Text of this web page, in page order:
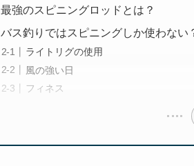
最強のスピニングロッドとは？
バス釣りではスピニングしか使わない
ライトリグの使用
風の強い日
フィネス